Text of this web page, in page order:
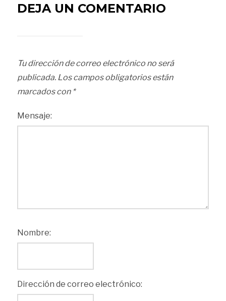
DEJA UN COMENTARIO
Tu dirección de correo electrónico no será
publicada. Los campos obligatorios están
marcados con *
Mensaje:
Nombre:
Dirección de correo electrónico: